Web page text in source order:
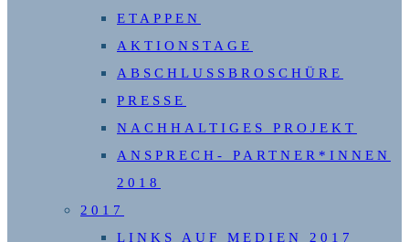
ETAPPEN
AKTIONSTAGE
ABSCHLUSSBROSCHÜRE
PRESSE
NACHHALTIGES PROJEKT
ANSPRECH- PARTNER*INNEN
2018
2017
LINKS AUF MEDIEN 2017